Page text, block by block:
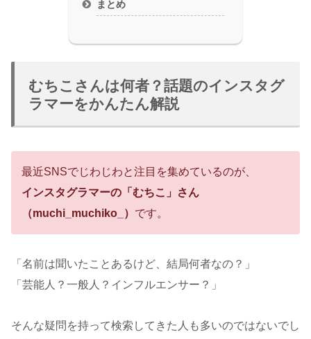
まとめ
むちこさんは何者？話題のインスタグ
ラマーをかんたん解説
最近SNSでじわじわと注目を集めているのが、
インスタグラマーの「むちこ」さん
（muchi_muchiko_） です。
「名前は聞いたことあるけど、結局何者なの？」
「芸能人？一般人？インフルエンサー？」
そんな疑問を持って検索してきた人も多いのではないでし